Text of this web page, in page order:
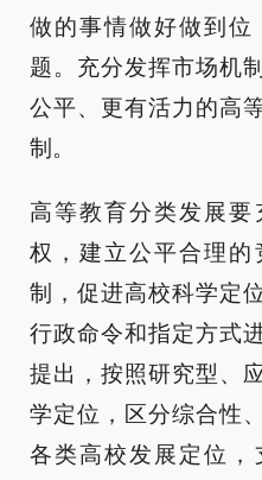
做的事情做好做到位
题。充分发挥市场机
公平、更有活力的高
制。
高等教育分类发展要
权，建立公平合理
制，促进高校科学定
行政命令和指定方式
提出，按照研究型、
学定位，区分综合性
各类高校发展定位，